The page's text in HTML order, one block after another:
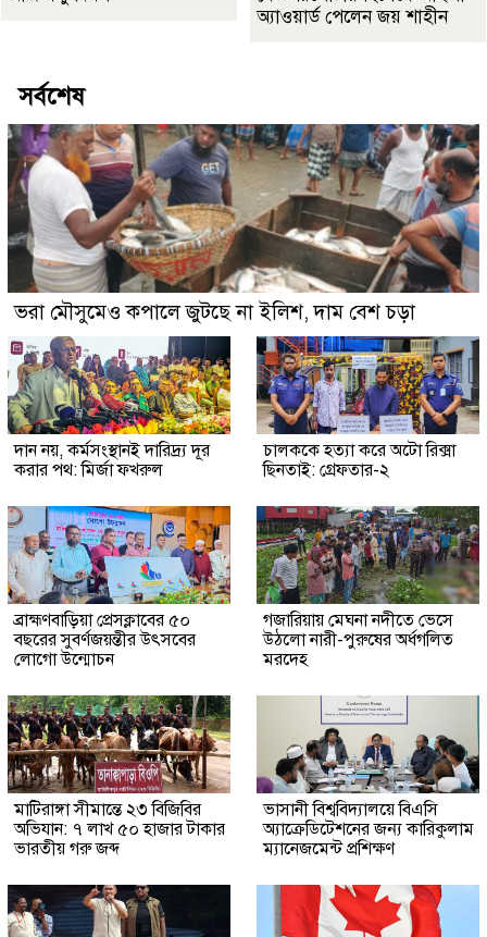
অ্যাওয়ার্ড পেলেন জয় শাহীন
সর্বশেষ
ভরা মৌসুমেও কপালে জুটছে না ইলিশ, দাম বেশ চড়া
দান নয়, কর্মসংস্থানই দারিদ্র্য দূর
করার পথ: মির্জা ফখরুল
চালককে হত্যা করে অটো রিক্সা
ছিনতাই: গ্রেফতার-২
ব্রাহ্মণবাড়িয়া প্রেসক্লাবের ৫০
বছরের সুবর্ণজয়ন্তীর উৎসবের
লোগো উন্মোচন
গজারিয়ায় মেঘনা নদীতে ভেসে
উঠলো নারী-পুরুষের অর্ধগলিত
মরদেহ
মাটিরাঙ্গা সীমান্তে ২৩ বিজিবির
অভিযান: ৭ লাখ ৫০ হাজার টাকার
ভারতীয় গরু জব্দ
ভাসানী বিশ্ববিদ্যালয়ে বিএসি
অ্যাক্রেডিটেশনের জন্য কারিকুলাম
ম্যানেজমেন্ট প্রশিক্ষণ